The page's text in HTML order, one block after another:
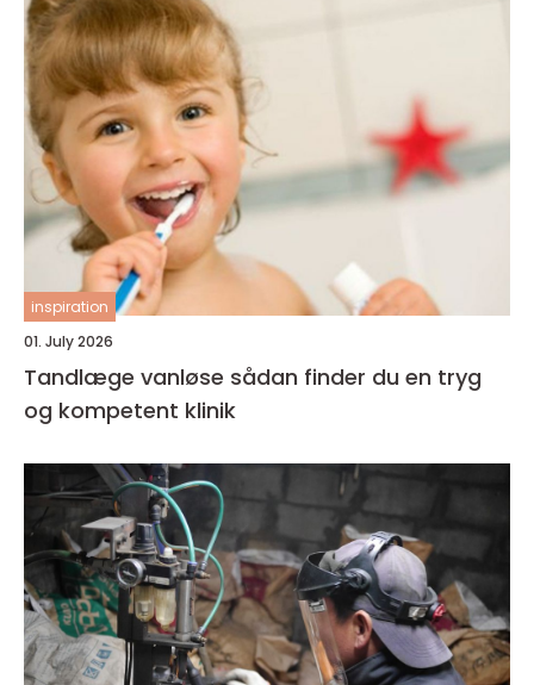
inspiration
01. July 2026
Tandlæge vanløse sådan finder du en tryg
og kompetent klinik